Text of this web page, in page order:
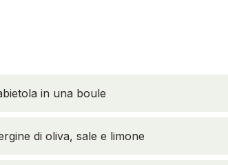
in una boule
di oliva, sale e limone